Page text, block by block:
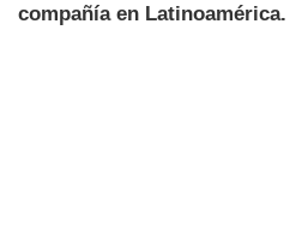
compañía en Latinoamérica.